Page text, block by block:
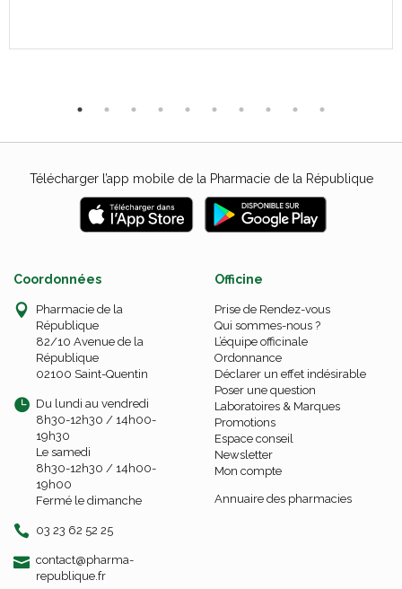
Télécharger l’app mobile de la Pharmacie de la République
Coordonnées
Pharmacie de la
République
82/10 Avenue de la
République
02100 Saint-Quentin
Du lundi au vendredi
8h30-12h30 / 14h00-
19h30
Le samedi
8h30-12h30 / 14h00-
19h00
Fermé le dimanche
03 23 62 52 25
contact-
@-
pharma-
republique.fr
Officine
Prise de Rendez-vous
Qui sommes-nous ?
L’équipe officinale
Ordonnance
Déclarer un effet indésirable
Poser une question
Laboratoires & Marques
Promotions
Espace conseil
Newsletter
Mon compte
Annuaire des pharmacies